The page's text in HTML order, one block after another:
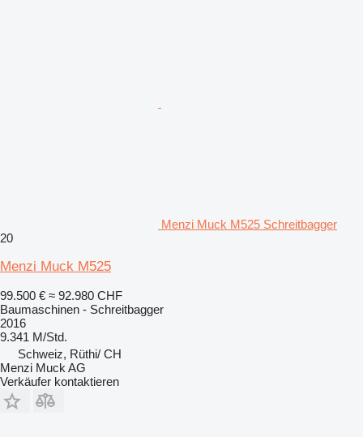
Menzi Muck M525 Schreitbagger
20
Menzi Muck M525
99.500 € ≈ 92.980 CHF
Baumaschinen - Schreitbagger
2016
9.341 M/Std.
Schweiz, Rüthi/ CH
Menzi Muck AG
Verkäufer kontaktieren